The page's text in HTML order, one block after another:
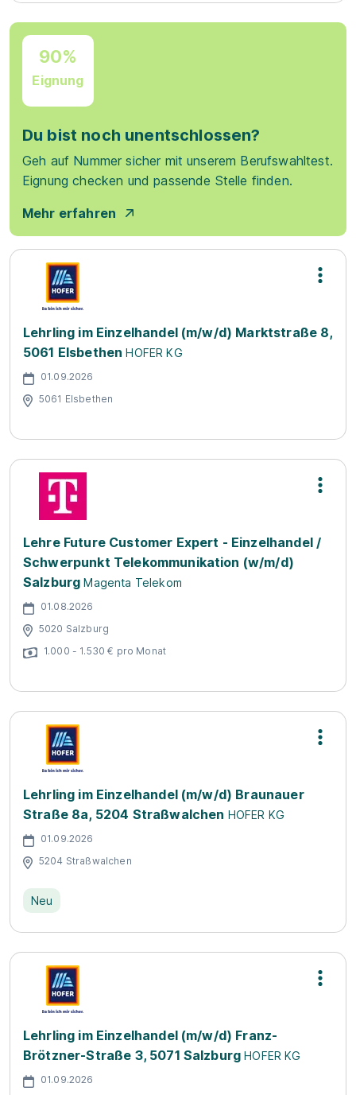
90%
Eignung
Du bist noch unentschlossen?
Geh auf Nummer sicher mit unserem Berufswahltest.
Eignung checken und passende Stelle finden.
Mehr erfahren
Lehrling im Einzelhandel (m/w/d) Marktstraße 8,
5061 Elsbethen HOFER KG
01.09.2026
5061 Elsbethen
Lehre Future Customer Expert - Einzelhandel /
Schwerpunkt Telekommunikation (w/m/d)
SalzburgMagenta Telekom
01.08.2026
5020 Salzburg
1.000 - 1.530 € pro Monat
Lehrling im Einzelhandel (m/w/d) Braunauer
Straße 8a, 5204 Straßwalchen HOFER KG
01.09.2026
5204 Straßwalchen
Neu
Lehrling im Einzelhandel (m/w/d) Franz-
Brötzner-Straße 3, 5071 Salzburg HOFER KG
01.09.2026